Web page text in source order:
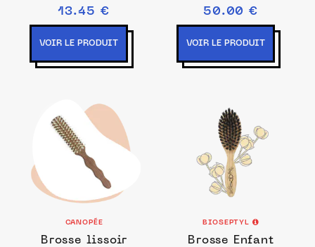
13.45 €
VOIR LE PRODUIT
50.00 €
VOIR LE PRODUIT
CANOPÉE
Brosse lissoir
BIOSEPTYL
Brosse Enfant